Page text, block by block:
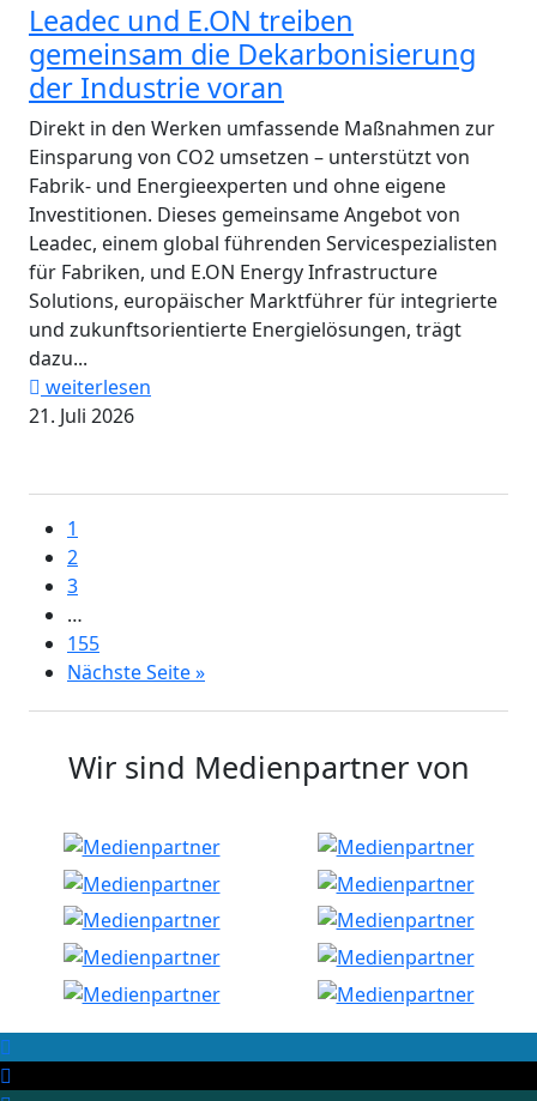
Leadec und E.ON treiben
gemeinsam die Dekarbonisierung
der Industrie voran
Direkt in den Werken umfassende Maßnahmen zur
Einsparung von CO2 umsetzen – unterstützt von
Fabrik- und Energieexperten und ohne eigene
Investitionen. Dieses gemeinsame Angebot von
Leadec, einem global führenden Servicespezialisten
für Fabriken, und E.ON Energy Infrastructure
Solutions, europäischer Marktführer für integrierte
und zukunftsorientierte Energielösungen, trägt
dazu...
weiterlesen
21. Juli 2026
1
2
3
…
155
Nächste Seite »
Wir sind Medienpartner von